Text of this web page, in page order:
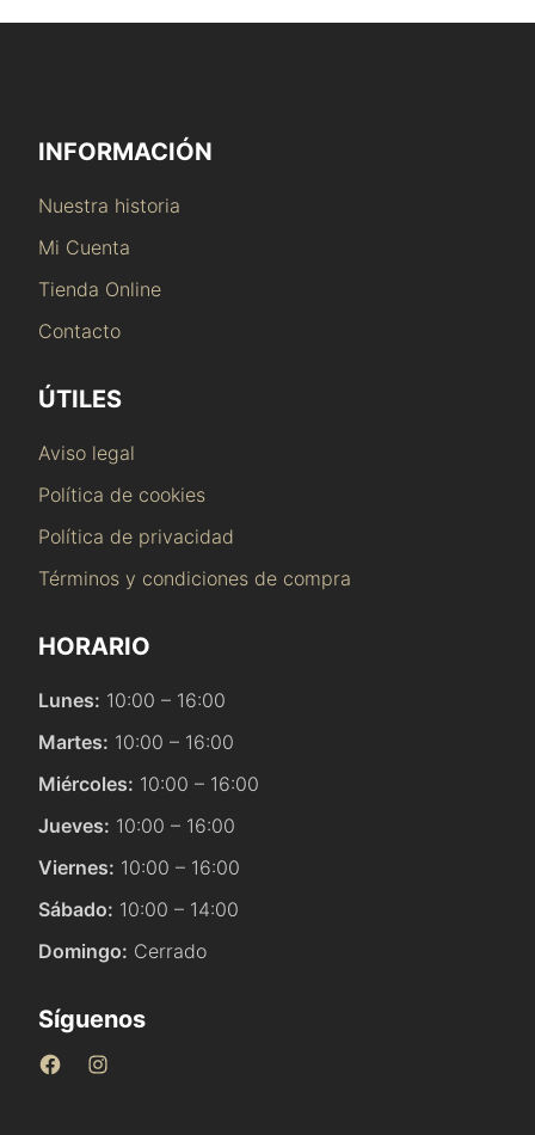
INFORMACIÓN
Nuestra historia
Mi Cuenta
Tienda Online
Contacto
ÚTILES
Aviso legal
Política de cookies
Política de privacidad
Términos y condiciones de compra
HORARIO
Lunes: 10:00 – 16:00
Martes: 10:00 – 16:00
Miércoles: 10:00 – 16:00
Jueves: 10:00 – 16:00
Viernes: 10:00 – 16:00
Sábado: 10:00 – 14:00
Domingo: Cerrado
Síguenos